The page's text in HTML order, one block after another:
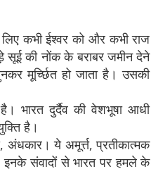
कभी ईश्वर को और कभी राज
सूई की नोंक के बराबर जमीन देने
मूर्च्छित हो जाता है। उसकी
भारत दुर्दैव की वेशभूषा आधी
है।
ये अमूर्त्त, प्रतीकात्मक
इनके संवादों से भारत पर हमले के